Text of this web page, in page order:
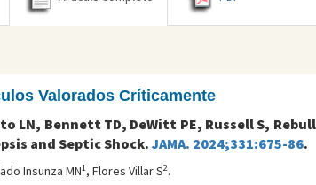
Valorados Críticamente
LN, Bennett TD, DeWitt PE, Russell S,
and Septic Shock. JAMA. 2024;331:675-86.
Insunza MN1, Flores Villar S2.